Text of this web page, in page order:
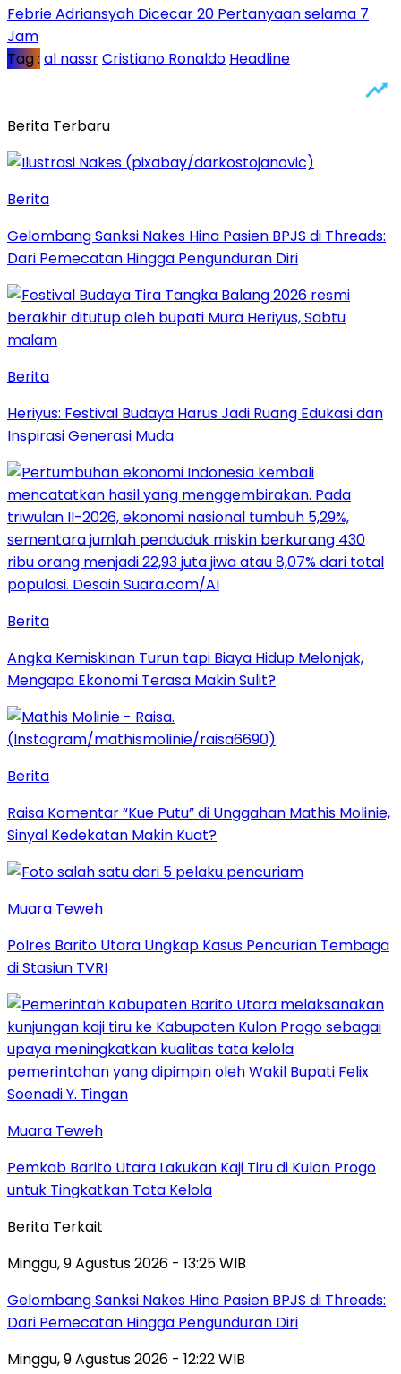
Febrie Adriansyah Dicecar 20 Pertanyaan selama 7
Jam
Tag : al nassrCristiano Ronaldo Headline
Berita Terbaru
Berita
Gelombang Sanksi Nakes Hina Pasien BPJS di Threads:
Dari Pemecatan Hingga Pengunduran Diri
Berita
Heriyus: Festival Budaya Harus Jadi Ruang Edukasi dan
Inspirasi Generasi Muda
Berita
Angka Kemiskinan Turun tapi Biaya Hidup Melonjak,
Mengapa Ekonomi Terasa Makin Sulit?
Berita
Raisa Komentar “Kue Putu” di Unggahan Mathis Molinie,
Sinyal Kedekatan Makin Kuat?
Muara Teweh
Polres Barito Utara Ungkap Kasus Pencurian Tembaga
di Stasiun TVRI
Muara Teweh
Pemkab Barito Utara Lakukan Kaji Tiru di Kulon Progo
untuk Tingkatkan Tata Kelola
Berita Terkait
Minggu, 9 Agustus 2026 - 13:25 WIB
Gelombang Sanksi Nakes Hina Pasien BPJS di Threads:
Dari Pemecatan Hingga Pengunduran Diri
Minggu, 9 Agustus 2026 - 12:22 WIB